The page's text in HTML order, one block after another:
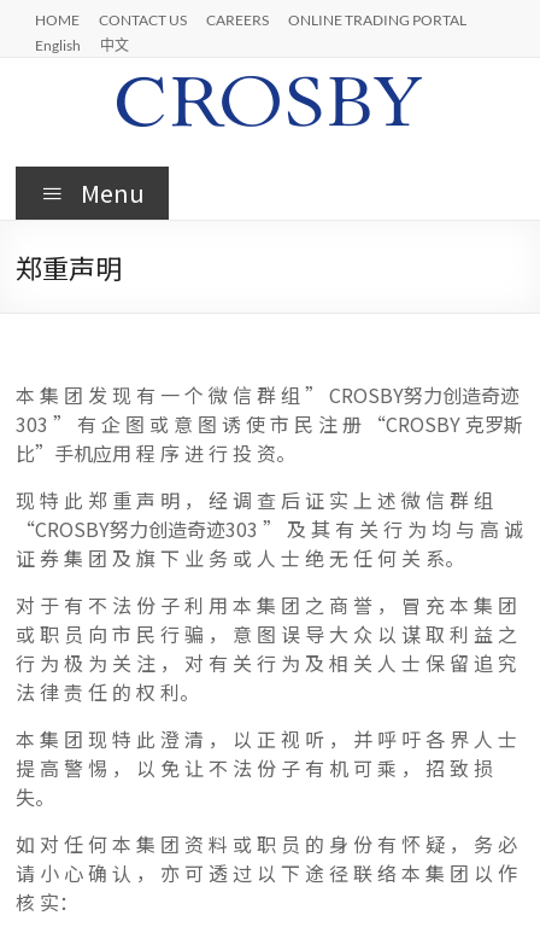
Skip
content
HOME CONTACT US CAREERS
ONLINE TRADING PORTAL
English
中文
Crosby
Menu
郑重声明
本 集 团 发 现 有 一 个 微 信 群 组 ” CROSBY努力创造奇迹
303 ” 有 企 图 或 意 图 诱 使 市 民 注 册 “CROSBY 克罗斯
比”手机应用 程 序 进 行 投 资。
现 特 此 郑 重 声 明 ， 经 调 查 后 证 实 上 述 微 信 群 组
“CROSBY努力创造奇迹303 ” 及 其 有 关 行 为 均 与 高 诚
证 券 集 团 及 旗 下 业 务 或 人 士 绝 无 任 何 关 系。
对 于 有 不 法 份 子 利 用 本 集 团 之 商 誉 ， 冒 充 本 集 团
或 职 员 向 市 民 行 骗 ， 意 图 误 导 大 众 以 谋 取 利 益 之
行 为 极 为 关 注 ， 对 有 关 行 为 及 相 关 人 士 保 留 追 究
法 律 责 任 的 权 利。
本 集 团 现 特 此 澄 清 ， 以 正 视 听 ， 并 呼 吁 各 界 人 士
提 高 警 惕 ， 以 免 让 不 法 份 子 有 机 可 乘 ， 招 致 损
失。
如 对 任 何 本 集 团 资 料 或 职 员 的 身 份 有 怀 疑 ， 务 必
请 小 心 确 认 ， 亦 可 透 过 以 下 途 径 联 络 本 集 团 以 作
核 实：